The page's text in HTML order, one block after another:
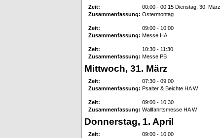
Zeit:
00:00 - 00:15 Dienstag, 30. März
Zusammenfassung: Ostermontag
Zeit:
09:00 - 10:00
Zusammenfassung: Messe HA
Zeit:
10:30 - 11:30
Zusammenfassung: Messe PB
Mittwoch, 31. März
Zeit:
07:30 - 09:00
Zusammenfassung: Psalter & Beichte HA W
Zeit:
09:00 - 10:30
Zusammenfassung: Wallfahrtsmesse HA W
Donnerstag, 1. April
Zeit:
09:00 - 10:00